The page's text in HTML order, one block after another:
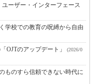
ユーザー・インターフェース
学校での教育の呪縛から自由
OJTのアップデート」
(2026/0
ものすら信頼できない時代に